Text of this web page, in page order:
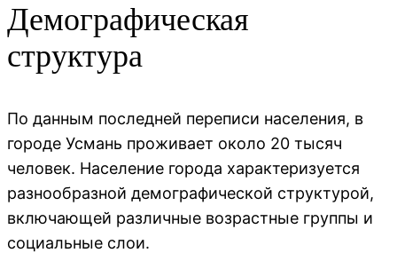
Демографическая
структура
По данным последней переписи населения, в
городе Усмань проживает около 20 тысяч
человек. Население города характеризуется
разнообразной демографической структурой,
включающей различные возрастные группы и
социальные слои.